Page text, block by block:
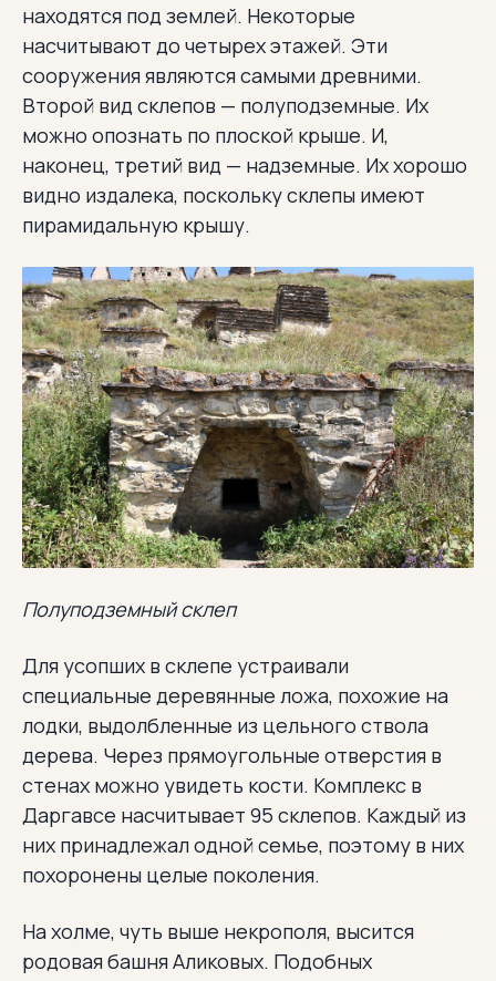
находятся под землей. Некоторые
насчитывают до четырех этажей. Эти
сооружения являются самыми древними.
Второй вид склепов — полуподземные. Их
можно опознать по плоской крыше. И,
наконец, третий вид — надземные. Их хорошо
видно издалека, поскольку склепы имеют
пирамидальную крышу.
Полуподземный склеп
Для усопших в склепе устраивали
специальные деревянные ложа, похожие на
лодки, выдолбленные из цельного ствола
дерева. Через прямоугольные отверстия в
стенах можно увидеть кости. Комплекс в
Даргавсе насчитывает 95 склепов. Каждый из
них принадлежал одной семье, поэтому в них
похоронены целые поколения.
На холме, чуть выше некрополя, высится
родовая башня Аликовых. Подобных